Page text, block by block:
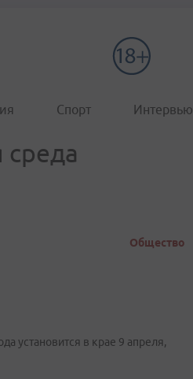
Спорт Интервью
Общество
установится в крае 9 апреля,